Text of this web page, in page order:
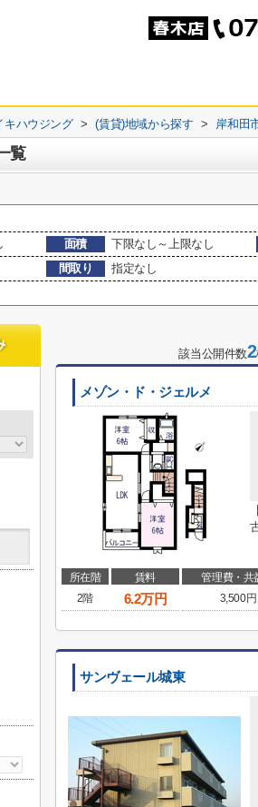
キハウジング > (賃貸)地域から探す > 岸和田
覧
面積 下限なし～上限なし
間取り
指定なし
該当公開件数2
メゾン・ド・ジェルメ
所在階 賃料 管理費・共
2階
6.2万円 3,500円
サンヴェール城東